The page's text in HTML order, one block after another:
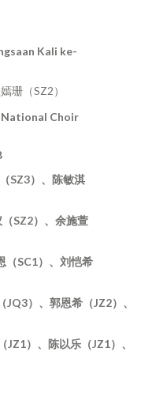
Kali ke-
（SZ2）
National Choir
SZ3）、陈敏淇
SZ2）、余施萱
（SC1）、刘恺希
JQ3）、郭恩希（JZ2）、
JZ1）、陈以乐（JZ1）、